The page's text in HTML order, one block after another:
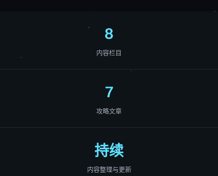
8
内容栏目
7
攻略文章
持续
内容整理与更新